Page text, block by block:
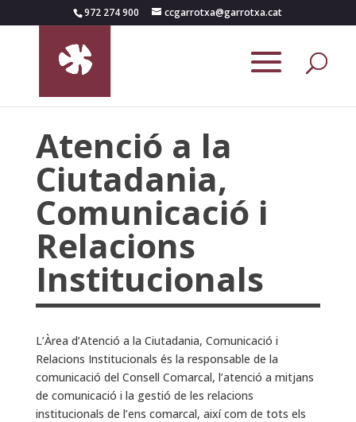
972 274 900 ccgarrotxa@garrotxa.cat
Atenció a la
Ciutadania,
Comunicació i
Relacions
Institucionals
L’Àrea d’Atenció a la Ciutadania, Comunicació i
Relacions Institucionals és la responsable de la
comunicació del Consell Comarcal, l’atenció a mitjans
de comunicació i la gestió de les relacions
institucionals de l’ens comarcal, així com de tots els